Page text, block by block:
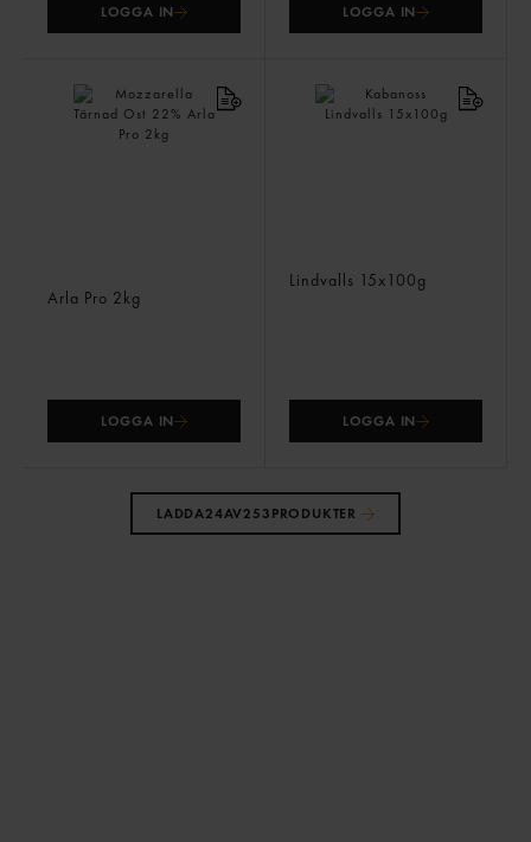
LOGGA IN LOGGA IN
Arla Pro 2kg
LOGGA IN
Lindvalls 15x100g
LOGGA IN
LADDA24AV253PRODUKTER